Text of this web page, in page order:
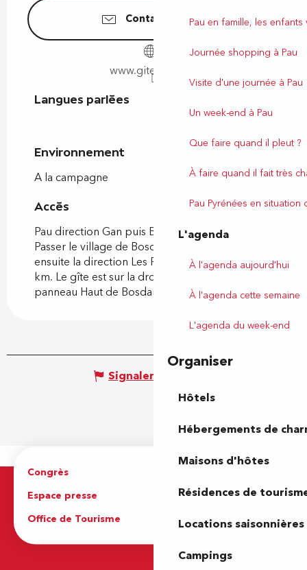
Pau en famille, les
Journée shopping à Pau
Visite d'une journée à Pau
Un week-end à Pau
Que faire quand il pleut ?
À faire quand il fait très
Pau Pyrénées en situation
L'agenda
À l'agenda aujourd'hui
À l'agenda cette semaine
L'agenda du week-end
Organiser
Hôtels
Hébergements de
Maisons d'hôtes
Résidences de
Locations saisonnières
Campings
Contactez-nous
www.gites64.com
Langues parlées
Langues parlées
Environnement
Environnement
A la campagne
Accès
Accès
Pau direction Gan puis Bosdarros à gauche.
Passer le village de Bosdarros et suivre toujours
ensuite la direction Les Pindats sur environ 3
km. Le gîte est sur la droite, juste avant le
panneau Haut de Bosdarros.
Signaler une erreur
Congrès
Espace presse
Brochures
Office de Tourisme